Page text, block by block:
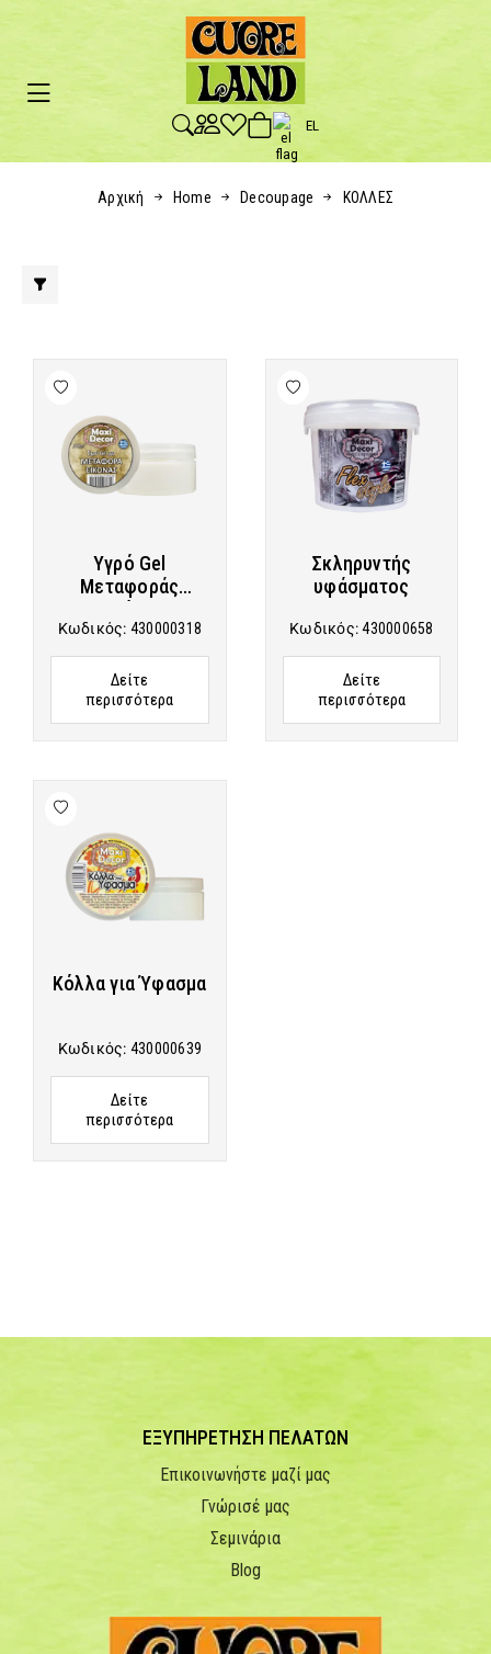
EL
Αρχική Home Decoupage ΚΟΛΛΕΣ
Υγρό Gel
Μεταφοράς
Εικόνας
Κωδικός: 430000318
Δείτε
περισσότερα
Σκληρυντής
υφάσματος
Κωδικός:430000658
Δείτε
περισσότερα
Κόλλα για Ύφασμα
Κωδικός: 430000639
Δείτε
περισσότερα
ΕΞΥΠΗΡΕΤΗΣΗ ΠΕΛΑΤΩΝ
Επικοινωνήστε μαζί μας
Γνώρισέ μας
Σεμινάρια
Blog